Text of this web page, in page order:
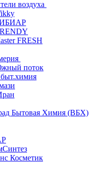
воздуха
FRESH
поток
Бытовая Химия (ВБХ)
Косметик